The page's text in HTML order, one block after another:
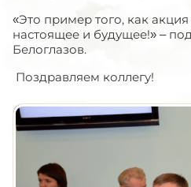
«Это пример того, как
настоящее и будущее!» –
Белоглазов.
Поздравляем коллегу!